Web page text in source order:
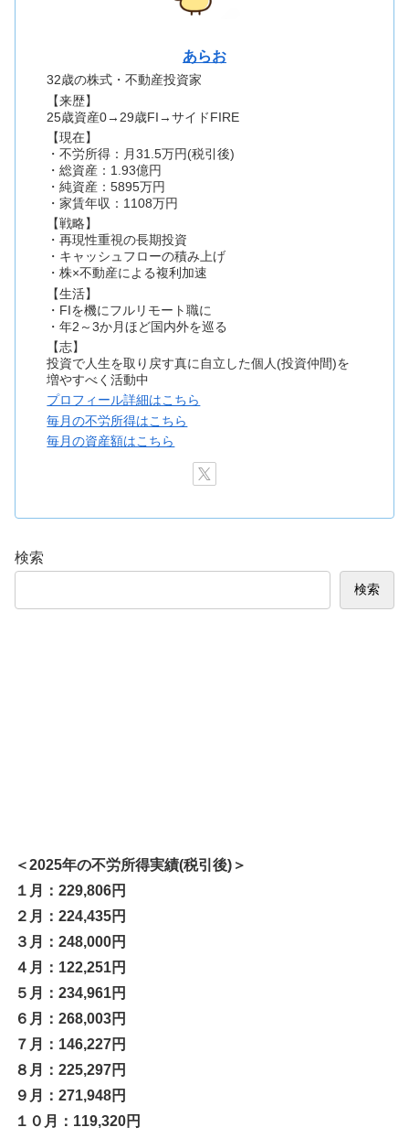
あらお
32歳の株式・不動産投資家
【来歴】
25歳資産0→29歳FI→サイドFIRE
【現在】
・不労所得：月31.5万円(税引後)
・総資産：1.93億円
・純資産：5895万円
・家賃年収：1108万円
【戦略】
・再現性重視の長期投資
・キャッシュフローの積み上げ
・株×不動産による複利加速
【生活】
・FIを機にフルリモート職に
・年2～3か月ほど国内外を巡る
【志】
投資で人生を取り戻す真に自立した個人(投資仲間)を
増やすべく活動中
プロフィール詳細はこちら
毎月の不労所得はこちら
毎月の資産額はこちら
検索
検索
＜2025年の不労所得実績(税引後)＞
１月：229,806円
２月：224,435円
３月：248,000円
４月：122,251円
５月：234,961円
６月：268,003円
７月：146,227円
８月：225,297円
９月：271,948円
１０月：119,320円